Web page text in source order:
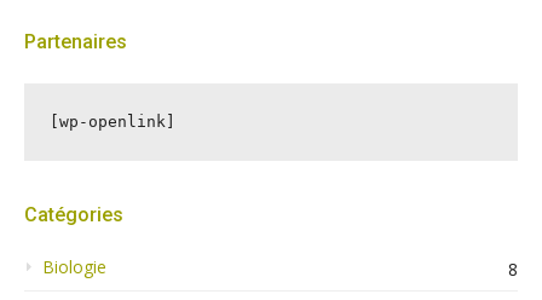
Partenaires
[wp-openlink]
Catégories
Biologie
8